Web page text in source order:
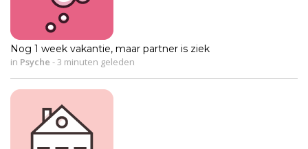
Nog 1 week vakantie, maar partner is ziek
in Psyche -3 minuten geleden